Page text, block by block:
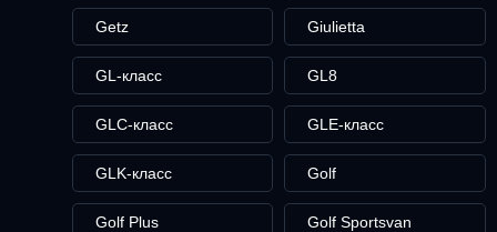
Getz Giulietta
GL-класс GL8
GLC-класс GLE-класс
GLK-класс Golf
Golf Plus Golf Sportsvan